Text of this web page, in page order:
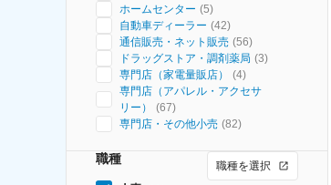
ホームセンター (5)
自動車ディーラー (42)
通信販売・ネット販売 (56)
ドラッグストア・調剤薬局 (3)
専門店（家電量販店）
(4)
専門店（アパレル・アクセサ
リー）
(67)
専門店・その他小売 (82)
職種
職種を選択